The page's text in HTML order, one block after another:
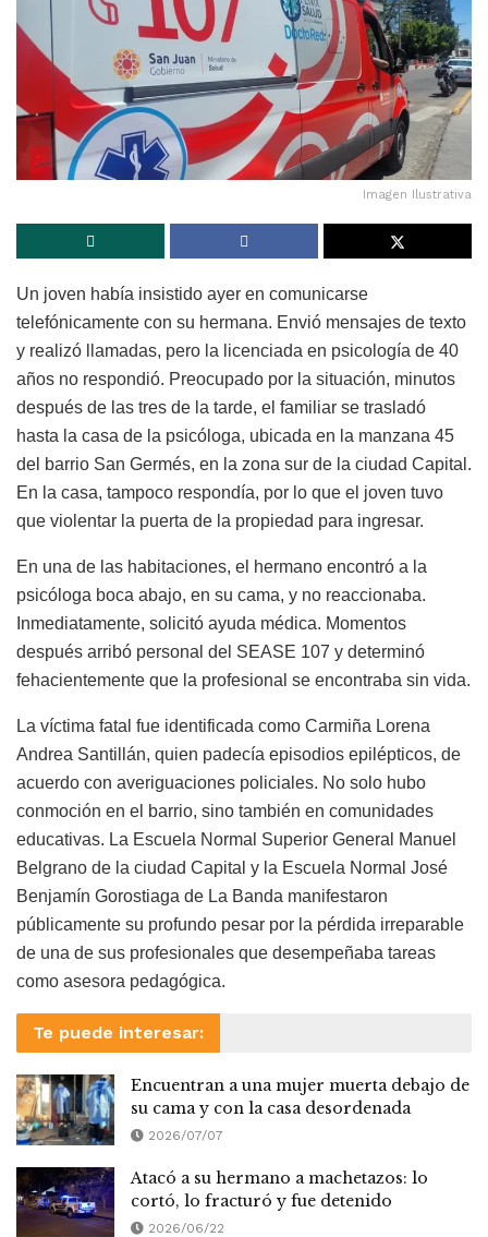
Imagen Ilustrativa
Un joven había insistido ayer en comunicarse
telefónicamente con su hermana. Envió mensajes de texto
y realizó llamadas, pero la licenciada en psicología de 40
años no respondió. Preocupado por la situación, minutos
después de las tres de la tarde, el familiar se trasladó
hasta la casa de la psicóloga, ubicada en la manzana 45
del barrio San Germés, en la zona sur de la ciudad Capital.
En la casa, tampoco respondía, por lo que el joven tuvo
que violentar la puerta de la propiedad para ingresar.
En una de las habitaciones, el hermano encontró a la
psicóloga boca abajo, en su cama, y no reaccionaba.
Inmediatamente, solicitó ayuda médica. Momentos
después arribó personal del SEASE 107 y determinó
fehacientemente que la profesional se encontraba sin vida.
La víctima fatal fue identificada como Carmiña Lorena
Andrea Santillán, quien padecía episodios epilépticos, de
acuerdo con averiguaciones policiales. No solo hubo
conmoción en el barrio, sino también en comunidades
educativas. La Escuela Normal Superior General Manuel
Belgrano de la ciudad Capital y la Escuela Normal José
Benjamín Gorostiaga de La Banda manifestaron
públicamente su profundo pesar por la pérdida irreparable
de una de sus profesionales que desempeñaba tareas
como asesora pedagógica.
Te puede interesar:
Encuentran a una mujer muerta debajo de
su cama y con la casa desordenada
2026/07/07
Atacó a su hermano a machetazos: lo
cortó, lo fracturó y fue detenido
2026/06/22